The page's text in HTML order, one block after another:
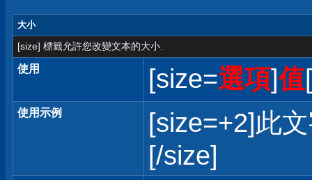
大小
[size] 標籤允許您改變文本的大小.
使用 [size=選項]值
使用示例
[size=+2]此
[/size]